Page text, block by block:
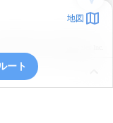
地図
ート